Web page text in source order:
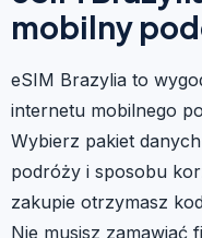
mobilny
eSIM Brazylia to
internetu mobilnego
Wybierz pakiet
podróży i sposobu
zakupie otrzymasz
Nie musisz zamawiać